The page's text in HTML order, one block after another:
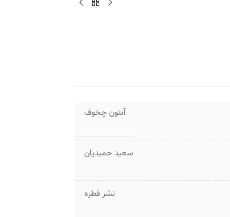
آنتون چخوف
سعید حمیدیان
نشر قطره